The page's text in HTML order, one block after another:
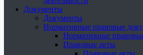
Документы
Документы
Нормативные правовые
Нормативные
Правовые акты
Правовые акты